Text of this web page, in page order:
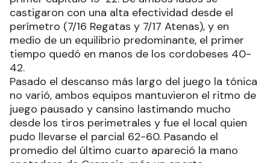
castigaron con una alta efectividad desde el
perímetro (7/16 Regatas y 7/17 Atenas), y en
medio de un equilibrio predominante, el primer
tiempo quedó en manos de los cordobeses 40-
42.
Pasado el descanso más largo del juego la tónica
no varió, ambos equipos mantuvieron el ritmo de
juego pausado y cansino lastimando mucho
desde los tiros perimetrales y fue el local quien
pudo llevarse el parcial 62-60. Pasando el
promedio del último cuarto apareció la mano